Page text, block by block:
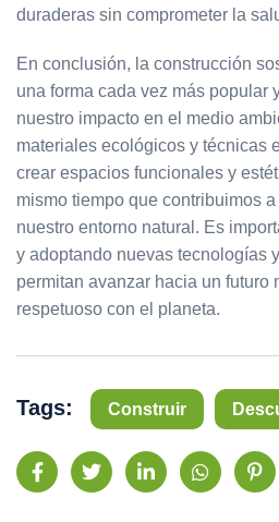
duraderas sin comprometer la
En conclusión, la construcción
una forma cada vez más popular
nuestro impacto en el medio
materiales ecológicos y técnicas
crear espacios funcionales y
mismo tiempo que contribuimos
nuestro entorno natural. Es
y adoptando nuevas tecnologías
permitan avanzar hacia un futuro
respetuoso con el planeta.
Tags: Construir